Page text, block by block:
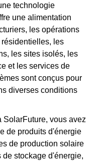
technologie
une alimentation
les opérations
les
les sites isolés, les
et les services de
sont conçus pour
diverses conditions
SolarFuture, vous avez
de produits d'énergie
de production solaire
stockage d'énergie,